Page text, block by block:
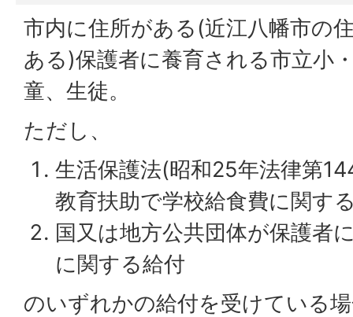
市内に住所がある(近江八幡市の
ある)保護者に養育される市立小
童、生徒。
ただし、
生活保護法(昭和25年法律第
教育扶助で学校給食費に関す
国又は地方公共団体が保護者
に関する給付
のいずれかの給付を受けている